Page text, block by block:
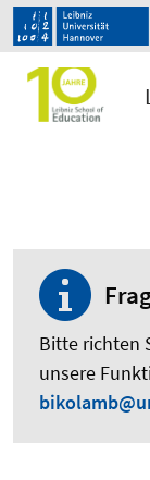
Bitte richten
unsere